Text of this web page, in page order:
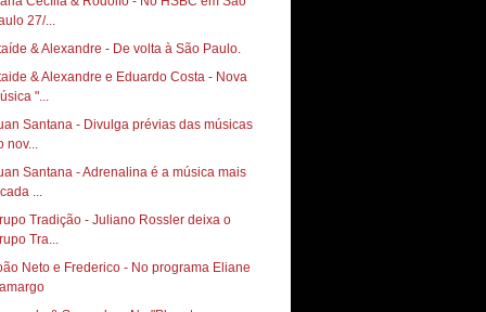
27/...
& Alexandre - De volta à São Paulo.
& Alexandre e Eduardo Costa - Nova
"...
Santana - Divulga prévias das músicas
nov...
Santana - Adrenalina é a música mais
...
Tradição - Juliano Rossler deixa o
Tra...
Neto e Frederico - No programa Eliane